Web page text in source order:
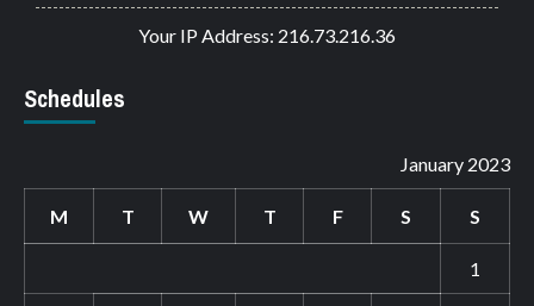
Your IP Address: 216.73.216.36
Schedules
January 2023
M T W T F S S
1